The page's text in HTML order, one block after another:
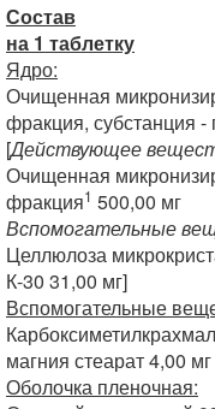
Состав
на 1 таблетку
Ядро:
Очищенная
фракция, субстанция
[Действующее
Очищенная
фракция1 500,00 мг
Вспомогательные
Целлюлоза
К-30 31,00 мг]
Вспомогательные
магния стеарат 4,00 мг
Оболочка пленочная: